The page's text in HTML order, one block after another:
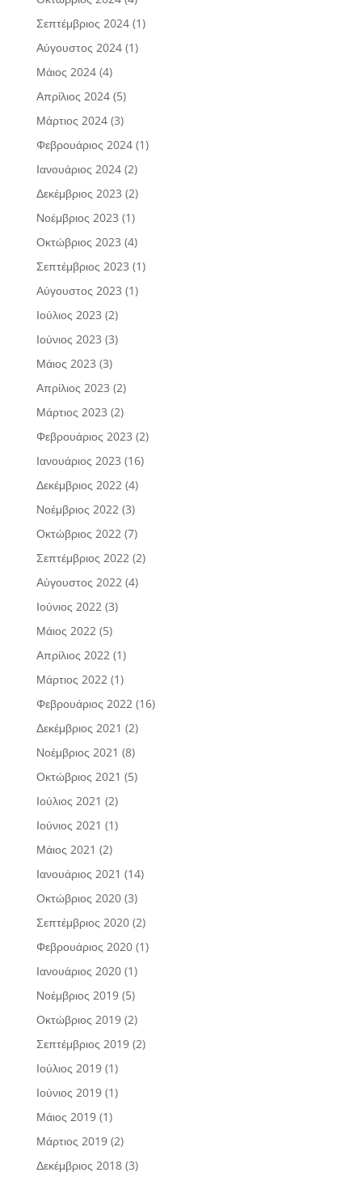
Σεπτέμβριος 2024(1)
Αύγουστος 2024(1)
Μάιος 2024(4)
Απρίλιος 2024(5)
Μάρτιος 2024(3)
Φεβρουάριος 2024(1)
Ιανουάριος 2024(2)
Δεκέμβριος 2023 (2)
Νοέμβριος 2023 (1)
Οκτώβριος 2023 (4)
Σεπτέμβριος 2023 (1)
Αύγουστος 2023 (1)
Ιούλιος 2023 (2)
Ιούνιος 2023 (3)
Μάιος 2023 (3)
Απρίλιος 2023 (2)
Μάρτιος 2023 (2)
Φεβρουάριος 2023 (2)
Ιανουάριος 2023 (16)
Δεκέμβριος 2022(4)
Νοέμβριος 2022(3)
Οκτώβριος 2022(7)
Σεπτέμβριος 2022(2)
Αύγουστος 2022(4)
Ιούνιος 2022(3)
Μάιος 2022(5)
Απρίλιος 2022(1)
Μάρτιος 2022(1)
Φεβρουάριος 2022(16)
Δεκέμβριος 2021 (2)
Νοέμβριος 2021 (8)
Οκτώβριος 2021 (5)
Ιούλιος 2021 (2)
Ιούνιος 2021 (1)
Μάιος 2021 (2)
Ιανουάριος 2021 (14)
Οκτώβριος 2020(3)
Σεπτέμβριος 2020(2)
Φεβρουάριος 2020(1)
Ιανουάριος 2020(1)
Νοέμβριος 2019(5)
Οκτώβριος 2019(2)
Σεπτέμβριος 2019(2)
Ιούλιος 2019(1)
Ιούνιος 2019(1)
Μάιος 2019(1)
Μάρτιος 2019(2)
Δεκέμβριος 2018(3)